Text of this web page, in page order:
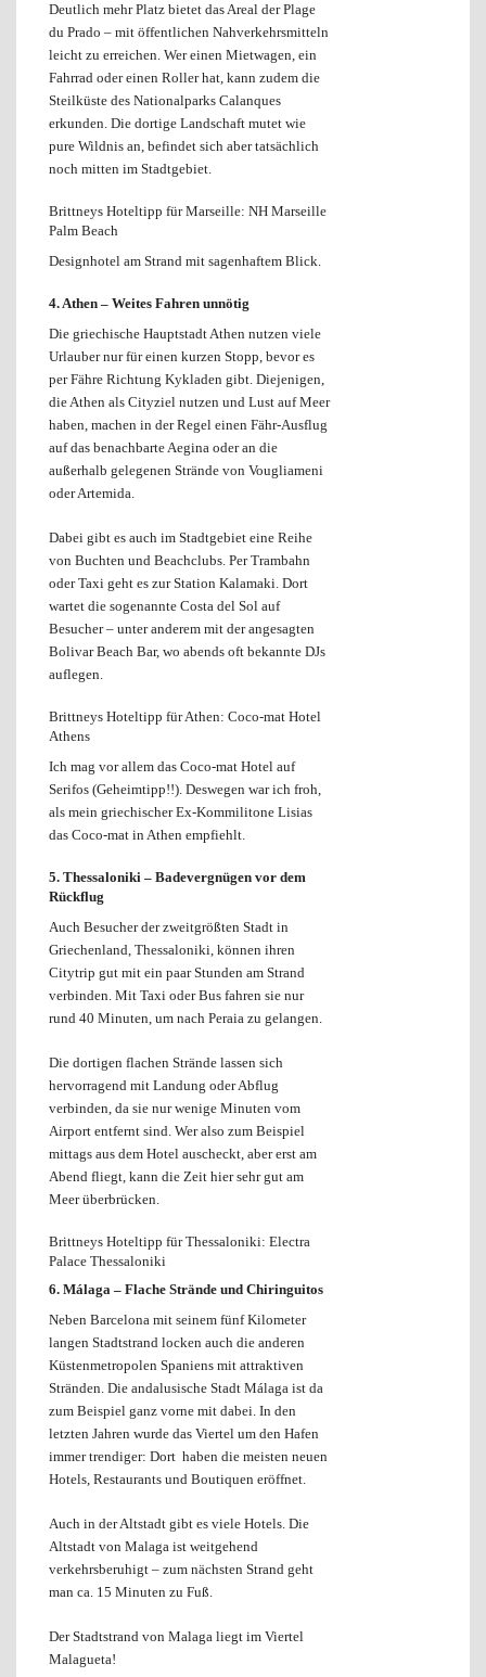
Deutlich mehr Platz bietet das Areal der Plage
du Prado – mit öffentlichen Nahverkehrsmitteln
leicht zu erreichen. Wer einen Mietwagen, ein
Fahrrad oder einen Roller hat, kann zudem die
Steilküste des Nationalparks Calanques
erkunden. Die dortige Landschaft mutet wie
pure Wildnis an, befindet sich aber tatsächlich
noch mitten im Stadtgebiet.
Brittneys Hoteltipp für Marseille: NH Marseille
Palm Beach
Designhotel am Strand mit sagenhaftem Blick.
4. Athen – Weites Fahren unnötig
Die griechische Hauptstadt Athen nutzen viele
Urlauber nur für einen kurzen Stopp, bevor es
per Fähre Richtung Kykladen gibt. Diejenigen,
die Athen als Cityziel nutzen und Lust auf Meer
haben, machen in der Regel einen Fähr-Ausflug
auf das benachbarte Aegina oder an die
außerhalb gelegenen Strände von Vougliameni
oder Artemida.
Dabei gibt es auch im Stadtgebiet eine Reihe
von Buchten und Beachclubs. Per Trambahn
oder Taxi geht es zur Station Kalamaki. Dort
wartet die sogenannte Costa del Sol auf
Besucher – unter anderem mit der angesagten
Bolivar Beach Bar, wo abends oft bekannte DJs
auflegen.
Brittneys Hoteltipp für Athen: Coco-mat Hotel
Athens
Ich mag vor allem das Coco-mat Hotel auf
Serifos (Geheimtipp!!). Deswegen war ich froh,
als mein griechischer Ex-Kommilitone Lisias
das Coco-mat in Athen empfiehlt.
5. Thessaloniki – Badevergnügen vor dem
Rückflug
Auch Besucher der zweitgrößten Stadt in
Griechenland, Thessaloniki, können ihren
Citytrip gut mit ein paar Stunden am Strand
verbinden. Mit Taxi oder Bus fahren sie nur
rund 40 Minuten, um nach Peraia zu gelangen.
Die dortigen flachen Strände lassen sich
hervorragend mit Landung oder Abflug
verbinden, da sie nur wenige Minuten vom
Airport entfernt sind. Wer also zum Beispiel
mittags aus dem Hotel auscheckt, aber erst am
Abend fliegt, kann die Zeit hier sehr gut am
Meer überbrücken.
Brittneys Hoteltipp für Thessaloniki: Electra
Palace Thessaloniki
6. Málaga – Flache Strände und Chiringuitos
Neben Barcelona mit seinem fünf Kilometer
langen Stadtstrand locken auch die anderen
Küstenmetropolen Spaniens mit attraktiven
Stränden. Die andalusische Stadt Málaga ist da
zum Beispiel ganz vorne mit dabei. In den
letzten Jahren wurde das Viertel um den Hafen
immer trendiger: Dort haben die meisten neuen
Hotels, Restaurants und Boutiquen eröffnet.
Auch in der Altstadt gibt es viele Hotels. Die
Altstadt von Malaga ist weitgehend
verkehrsberuhigt – zum nächsten Strand geht
man ca. 15 Minuten zu Fuß.
Der Stadtstrand von Malaga liegt im Viertel
Malagueta!